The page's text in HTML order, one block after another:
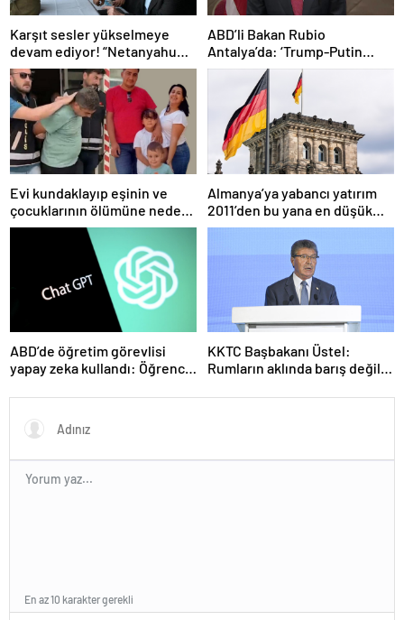
Karşıt sesler yükselmeye
devam ediyor! “Netanyahu
geleceğimizi Gazze’nin
kumlarına gömüyor”
ABD’li Bakan Rubio
Antalya’da: ‘Trump-Putin
görüşmedikçe başaramayız’
Evi kundaklayıp eşinin ve
çocuklarının ölümüne neden
olmuştu! Yeni görüntüler
Almanya’ya yabancı yatırım
2011’den bu yana en düşük
seviyede
ABD’de öğretim görevlisi
yapay zeka kullandı: Öğrenci
KKTC Başbakanı Üstel:
Rumların aklında barış değil
En az 10 karakter gerekli